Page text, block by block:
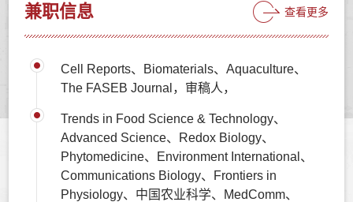
兼职信息 查看更多
Cell Reports、Biomaterials、Aquaculture、
The FASEB Journal，审稿人，
Trends in Food Science & Technology、
Advanced Science、Redox Biology、
Phytomedicine、Environment International、
Communications Biology、Frontiers in
Physiology、中国农业科学、MedComm、